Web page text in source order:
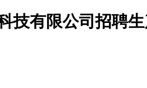
技有限公司招聘